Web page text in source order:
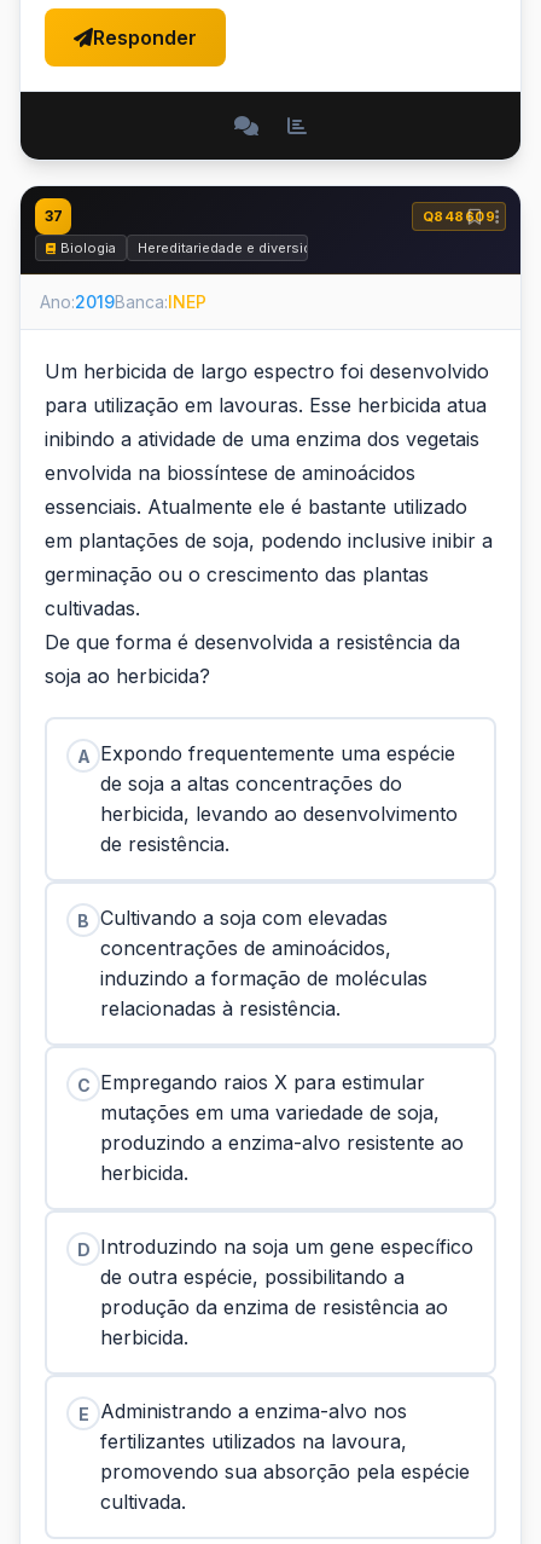
Responder
37
Q848609
Biologia
Hereditariedade e diversidade da vida
Ano:2019Banca:INEP
Um herbicida de largo espectro foi desenvolvido
para utilização em lavouras. Esse herbicida atua
inibindo a atividade de uma enzima dos vegetais
envolvida na biossíntese de aminoácidos
essenciais. Atualmente ele é bastante utilizado
em plantações de soja, podendo inclusive inibir a
germinação ou o crescimento das plantas
cultivadas.
De que forma é desenvolvida a resistência da
soja ao herbicida?
A Expondo frequentemente uma espécie
de soja a altas concentrações do
herbicida, levando ao desenvolvimento
de resistência.
B Cultivando a soja com elevadas
concentrações de aminoácidos,
induzindo a formação de moléculas
relacionadas à resistência.
C Empregando raios X para estimular
mutações em uma variedade de soja,
produzindo a enzima-alvo resistente ao
herbicida.
D Introduzindo na soja um gene específico
de outra espécie, possibilitando a
produção da enzima de resistência ao
herbicida.
E
Administrando a enzima-alvo nos
fertilizantes utilizados na lavoura,
promovendo sua absorção pela espécie
cultivada.